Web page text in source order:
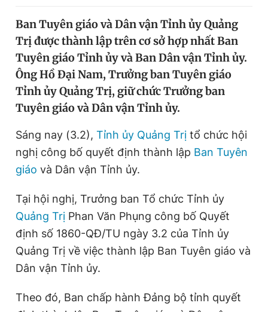
Video Magazine
Sản phẩm khác
Tiện ích Bạn cần biết
Thông tin tòa soạn Liên hệ quảng cáo
Đọc Thanh Niên trên điện thoại
Ban Tuyên giáo và Dân vận Tỉnh ủy Quảng
Trị được thành lập trên cơ sở hợp nhất Ban
Tuyên giáo Tỉnh ủy và Ban Dân vận Tỉnh ủy.
Ông Hồ Đại Nam, Trưởng ban Tuyên giáo
Tỉnh ủy Quảng Trị, giữ chức Trưởng ban
Tuyên giáo và Dân vận Tỉnh ủy.
Sáng nay (3.2), Tỉnh ủy Quảng Trị tổ chức hội
nghị công bố quyết định thành lập Ban Tuyên
giáo và Dân vận Tỉnh ủy.
Tại hội nghị, Trưởng ban Tổ chức Tỉnh ủy
Quảng Trị Phan Văn Phụng công bố Quyết
định số 1860-QĐ/TU ngày 3.2 của Tỉnh ủy
Quảng Trị về việc thành lập Ban Tuyên giáo và
Dân vận Tỉnh ủy.
Theo đó, Ban chấp hành Đảng bộ tỉnh quyết